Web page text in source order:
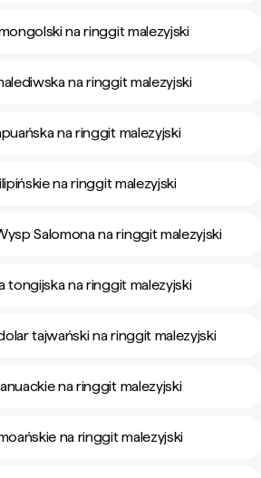
na ringgit malezyjski
na ringgit malezyjski
na ringgit malezyjski
na ringgit malezyjski
Salomona na ringgit malezyjski
tongijska na ringgit malezyjski
tajwański na ringgit malezyjski
na ringgit malezyjski
na ringgit malezyjski